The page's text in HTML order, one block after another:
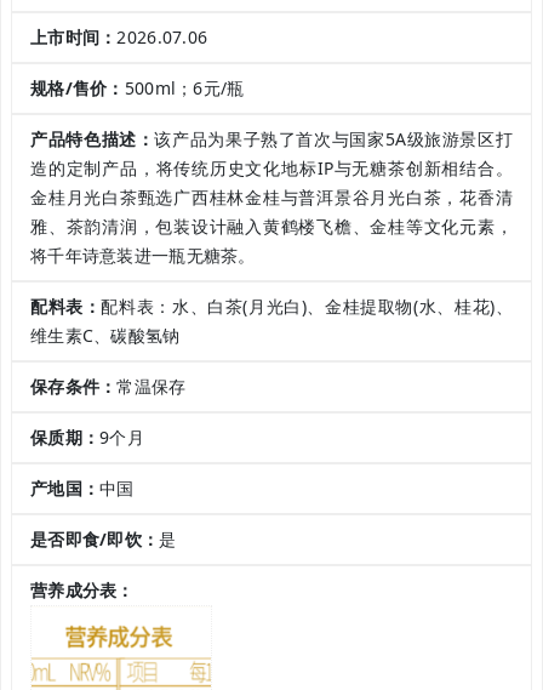
上市时间：2026.07.06
规格/售价： 500ml；6元/瓶
产品特色描述：该产品为果子熟了首次与国家5A级旅游景区打
造的定制产品，将传统历史文化地标IP与无糖茶创新相结合。
金桂月光白茶甄选广西桂林金桂与普洱景谷月光白茶，花香清
雅、茶韵清润，包装设计融入黄鹤楼飞檐、金桂等文化元素，
将千年诗意装进一瓶无糖茶。
配料表：配料表：水、白茶(月光白)、金桂提取物(水、桂花)、
维生素C、碳酸氢钠
保存条件：常温保存
保质期：9个月
产地国：中国
是否即食/即饮：是
营养成分表：